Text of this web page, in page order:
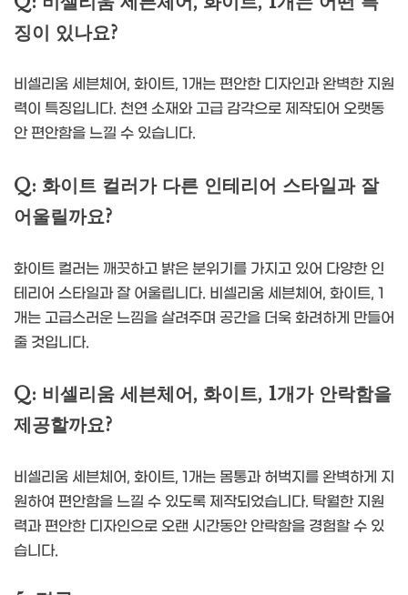
징이 있나요?
비셀리움 세븐체어, 화이트, 1개는 편안한 디자인과 완벽한 지원
력이 특징입니다. 천연 소재와 고급 감각으로 제작되어 오랫동
안 편안함을 느낄 수 있습니다.
Q: 화이트 컬러가 다른 인테리어 스타일과 잘
어울릴까요?
화이트 컬러는 깨끗하고 밝은 분위기를 가지고 있어 다양한 인
테리어 스타일과 잘 어울립니다. 비셀리움 세븐체어, 화이트, 1
개는 고급스러운 느낌을 살려주며 공간을 더욱 화려하게 만들어
줄 것입니다.
Q: 비셀리움 세븐체어, 화이트, 1개가 안락함을
제공할까요?
비셀리움 세븐체어, 화이트, 1개는 몸통과 허벅지를 완벽하게 지
원하여 편안함을 느낄 수 있도록 제작되었습니다. 탁월한 지원
력과 편안한 디자인으로 오랜 시간동안 안락함을 경험할 수 있
습니다.